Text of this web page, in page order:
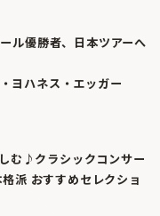
ル優勝者、日本ツアーへ
ヨハネス・エッガー
む♪クラシックコンサー
派 おすすめセレクショ